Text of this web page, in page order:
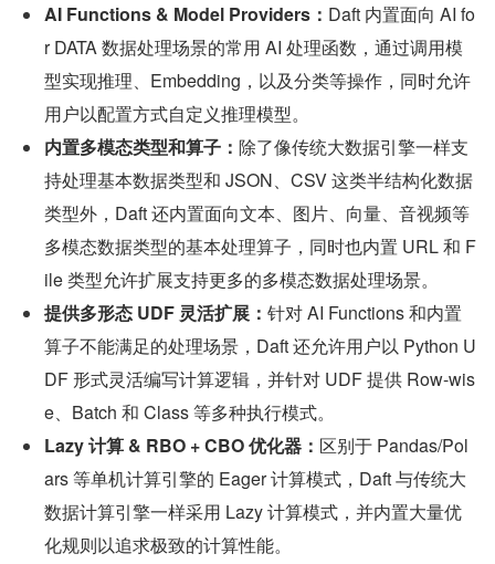
AI Functions & Model Providers： Daft 内置面向 AI fo
r DATA 数据处理场景的常用 AI 处理函数，通过调用模
型实现推理、Embedding，以及分类等操作，同时允许
用户以配置方式自定义推理模型。
内置多模态类型和算子： 除了像传统大数据引擎一样支
持处理基本数据类型和 JSON、CSV 这类半结构化数据
类型外，Daft 还内置面向文本、图片、向量、音视频等
多模态数据类型的基本处理算子，同时也内置 URL 和 F
ile 类型允许扩展支持更多的多模态数据处理场景。
提供多形态 UDF 灵活扩展： 针对 AI Functions 和内置
算子不能满足的处理场景，Daft 还允许用户以 Python U
DF 形式灵活编写计算逻辑，并针对 UDF 提供 Row-wis
e、Batch 和 Class 等多种执行模式。
Lazy 计算 & RBO + CBO 优化器： 区别于 Pandas/Pol
ars 等单机计算引擎的 Eager 计算模式，Daft 与传统大
数据计算引擎一样采用 Lazy 计算模式，并内置大量优
化规则以追求极致的计算性能。